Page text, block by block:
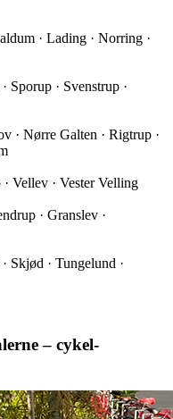
· Lading · Norring ·
Sporup · Svenstrup ·
· Nørre Galten · Rigtrup ·
Vellev · Vester Velling
· Granslev ·
Skjød · Tungelund ·
– cykel-